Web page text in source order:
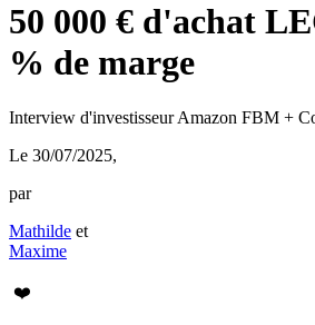
50 000 € d'achat
% de marge
Interview d'investisseur Amazon FBM +
Le 30/07/2025,
par
Mathilde et
Maxime
❤️